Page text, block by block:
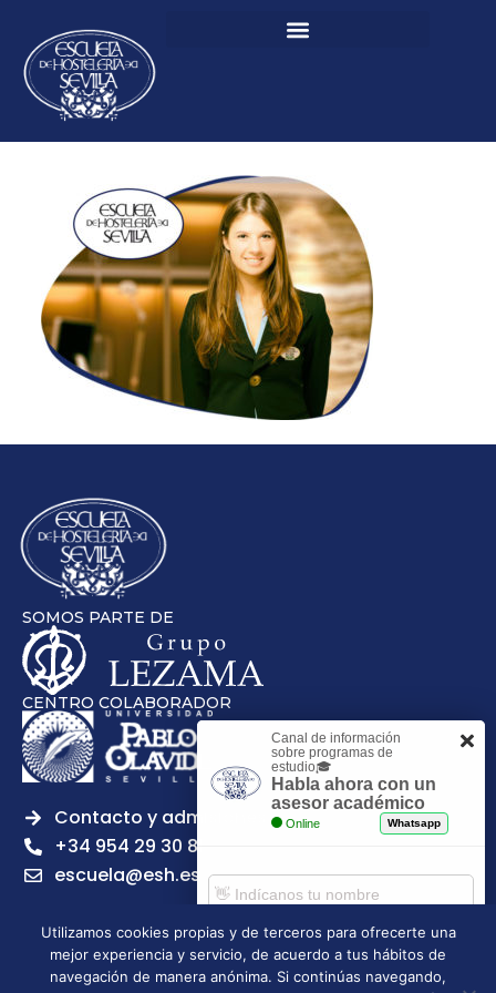
SOMOS PARTE DE
CENTRO COLABORADOR
Contacto y admisiones
+34 954 29 30 81
escuela@esh.es
Utilizamos cookies propias y de terceros para ofrecerte una
mejor experiencia y servicio, de acuerdo a tus hábitos de
navegación de manera anónima. Si continúas navegando,
Canal de información
sobre programas de
estudio🎓
Habla ahora con un
asesor académico
Online Whatsapp
Comenzar chat